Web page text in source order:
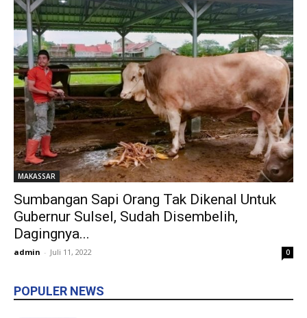
MAKASSAR
Sumbangan Sapi Orang Tak Dikenal Untuk
Gubernur Sulsel, Sudah Disembelih,
Dagingnya...
admin - Juli 11, 2022 0
POPULER NEWS